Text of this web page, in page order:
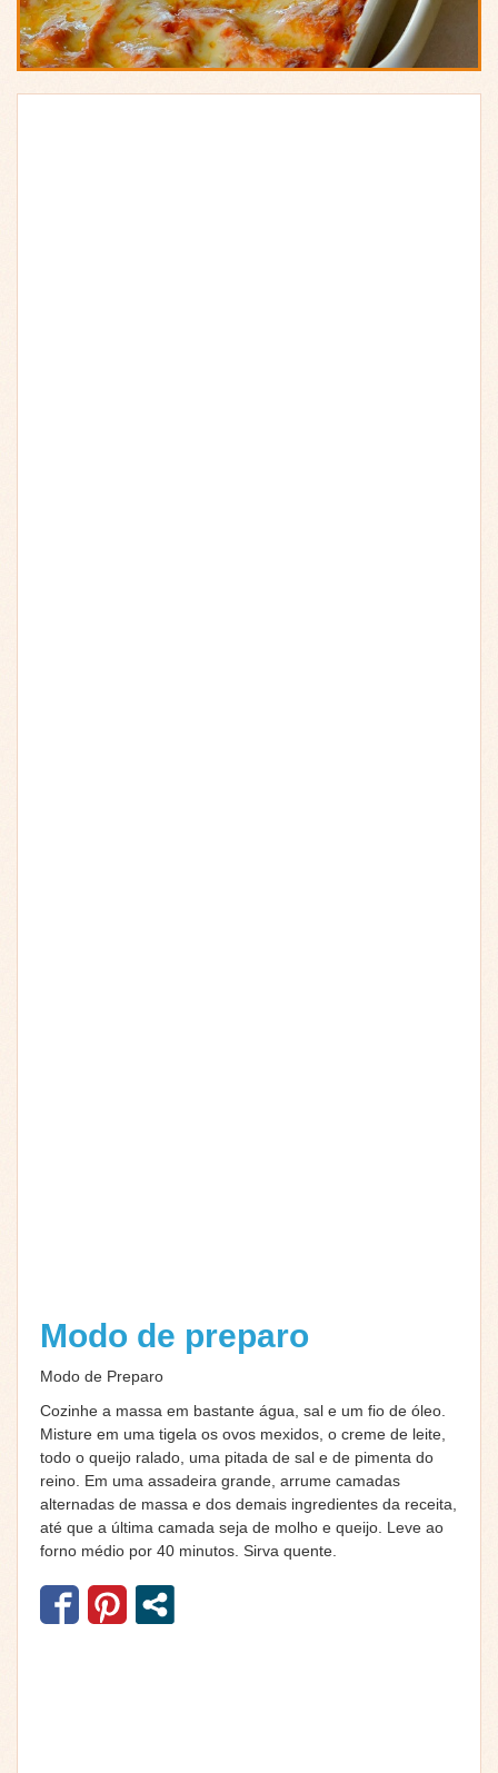
Modo de preparo
Modo de Preparo
Cozinhe a massa em bastante água, sal e um fio de óleo.
Misture em uma tigela os ovos mexidos, o creme de leite,
todo o queijo ralado, uma pitada de sal e de pimenta do
reino. Em uma assadeira grande, arrume camadas
alternadas de massa e dos demais ingredientes da receita,
até que a última camada seja de molho e queijo. Leve ao
forno médio por 40 minutos. Sirva quente.